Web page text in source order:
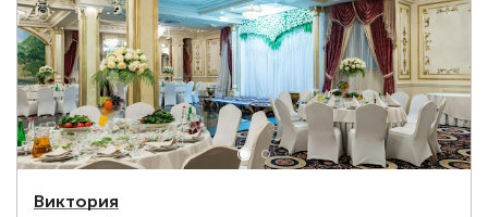
Виктория